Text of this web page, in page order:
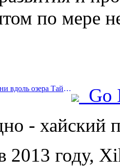
по мере
Prev:Старинные деревни вдоль озера Тайху в Хучжоу провинции Чжэцзян начали реконструкцию и модернизацию, в которые было инвестировано около 1 млрд юаней.
Go
- хайский
2013 году,